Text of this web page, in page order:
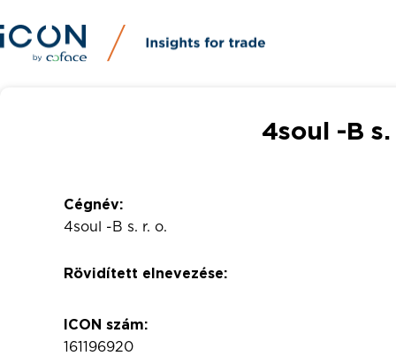
4soul -B
Cégnév:
4soul -B s. r. o.
Rövidített elnevezése:
ICON szám:
161196920